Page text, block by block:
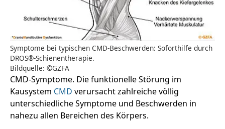
Symptome bei typischen CMD-Beschwerden: Soforthilfe durch
DROS®-Schienentherapie.
Bildquelle: ©GZFA
CMD-Symptome. Die funktionelle Störung im
Kausystem CMD verursacht zahlreiche völlig
unterschiedliche Symptome und Beschwerden in
nahezu allen Bereichen des Körpers.